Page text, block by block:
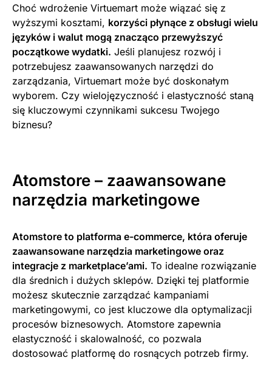
Choć wdrożenie Virtuemart może wiązać się z
wyższymi kosztami, korzyści płynące z obsługi wielu
języków i walut mogą znacząco przewyższyć
początkowe wydatki. Jeśli planujesz rozwój i
potrzebujesz zaawansowanych narzędzi do
zarządzania, Virtuemart może być doskonałym
wyborem. Czy wielojęzyczność i elastyczność staną
się kluczowymi czynnikami sukcesu Twojego
biznesu?
Atomstore – zaawansowane
narzędzia marketingowe
Atomstore to platforma e-commerce, która oferuje
zaawansowane narzędzia marketingowe oraz
integracje z marketplace’ami. To idealne rozwiązanie
dla średnich i dużych sklepów. Dzięki tej platformie
możesz skutecznie zarządzać kampaniami
marketingowymi, co jest kluczowe dla optymalizacji
procesów biznesowych. Atomstore zapewnia
elastyczność i skalowalność, co pozwala
dostosować platformę do rosnących potrzeb firmy.